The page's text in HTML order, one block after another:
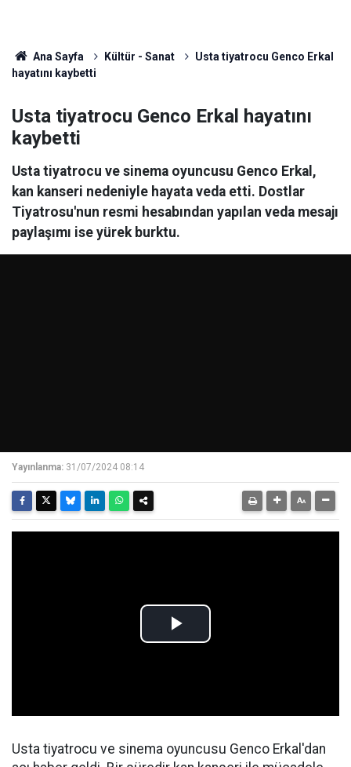
Ana Sayfa Kültür - Sanat
Usta tiyatrocu Genco Erkal
hayatını kaybetti
Usta tiyatrocu Genco Erkal hayatını
kaybetti
Usta tiyatrocu ve sinema oyuncusu Genco Erkal,
kan kanseri nedeniyle hayata veda etti. Dostlar
Tiyatrosu'nun resmi hesabından yapılan veda mesajı
paylaşımı ise yürek burktu.
Yayınlanma: 31/07/2024 08:14
Usta tiyatrocu ve sinema oyuncusu Genco Erkal'dan